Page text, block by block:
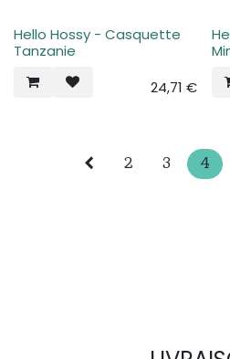
Hello Hossy - Casquette
Tanzanie
24,71 €
2 3 4